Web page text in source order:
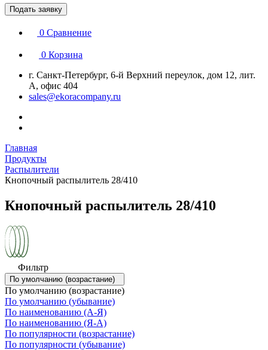
Подать заявку
0 Сравнение
0 Корзина
г. Санкт-Петербург, 6-й Верхний переулок, дом 12, лит.
А, офис 404
sales@ekoracompany.ru
Главная
Продукты
Распылители
Кнопочный распылитель 28/410
Кнопочный распылитель 28/410
Фильтр
По умолчанию (возрастание)
По умолчанию (возрастание)
По умолчанию (убывание)
По наименованию (А-Я)
По наименованию (Я-А)
По популярности (возрастание)
По популярности (убывание)